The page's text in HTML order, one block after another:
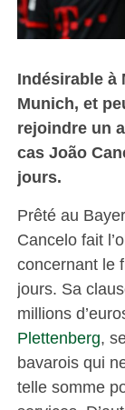
Indésirable à
Munich, et
rejoindre un
cas João
jours.
Prêté au
Cancelo fait
concernant le
jours. Sa
millions
Plettenberg,
bavarois qui
telle somme